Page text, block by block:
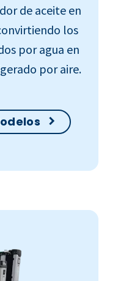
de aceite en
los
por agua en
por aire.